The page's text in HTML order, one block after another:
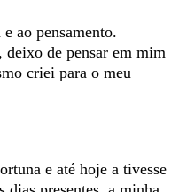
ao pensamento.
de pensar em mim
criei para o meu
e até hoje a tivesse